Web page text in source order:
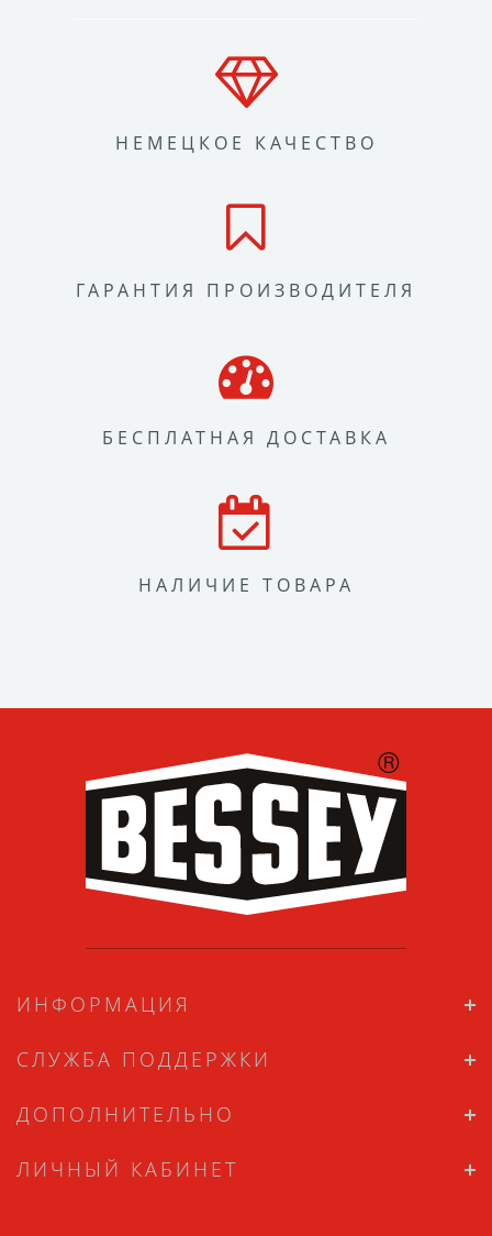
НЕМЕЦКОЕ КАЧЕСТВО
ГАРАНТИЯ ПРОИЗВОДИТЕЛЯ
БЕСПЛАТНАЯ ДОСТАВКА
НАЛИЧИЕ ТОВАРА
ИНФОРМАЦИЯ
СЛУЖБА ПОДДЕРЖКИ
ДОПОЛНИТЕЛЬНО
ЛИЧНЫЙ КАБИНЕТ